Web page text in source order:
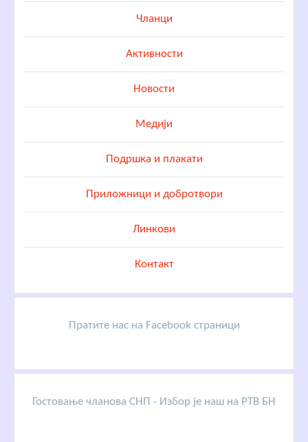
Чланци
Активности
Новости
Медији
Подршка и плакати
Приложници и добротвори
Линкови
Контакт
Пратите нас на Facebook страници
Гостовање чланова СНП - Избор је наш на РТВ БН